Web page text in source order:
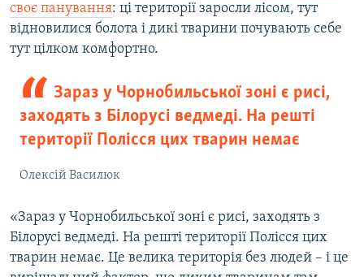
своє панування: ці території заросли лісом, тут
відновилися болота і дикі тварини почувають себе
тут цілком комфортно.
Зараз у Чорнобильської зоні є рисі,
заходять з Білорусі ведмеді. На решті
території Полісся цих тварин немає
Олексій Василюк
«Зараз у Чорнобильської зоні є рисі, заходять з
Білорусі ведмеді. На решті території Полісся цих
тварин немає. Це велика територія без людей – і це